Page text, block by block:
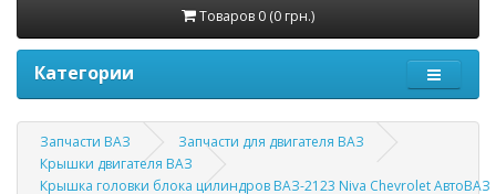
Товаров 0 (0 грн.)
Категории
Запчасти ВАЗ
Запчасти для двигателя ВАЗ
Крышки двигателя ВАЗ
Крышка головки блока цилиндров ВАЗ-2123 Niva Chevrolet АвтоВАЗ